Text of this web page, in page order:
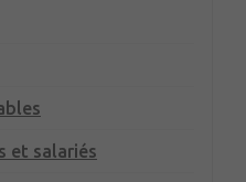
et salariés